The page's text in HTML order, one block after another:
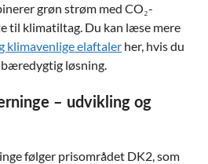
grøn strøm med CO₂-
til klimatiltag. Du kan læse mere
klimavenlige elaftaler her, hvis du
løsning.
– udvikling og
følger prisområdet DK2, som